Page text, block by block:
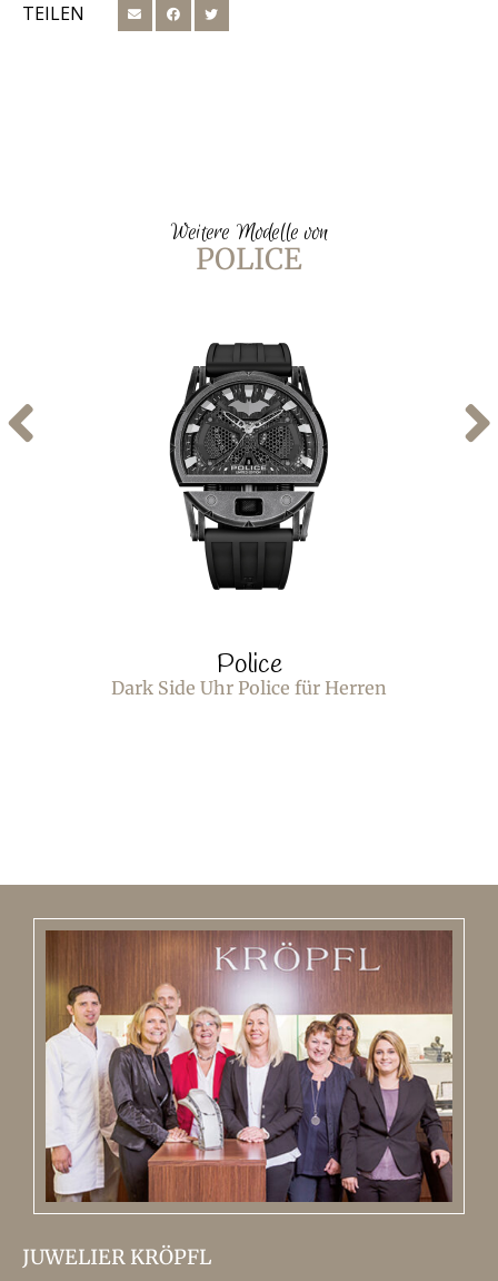
TEILEN
Weitere Modelle von
POLICE
Police
Dark Side Uhr Police für Herren
JUWELIER KRÖPFL